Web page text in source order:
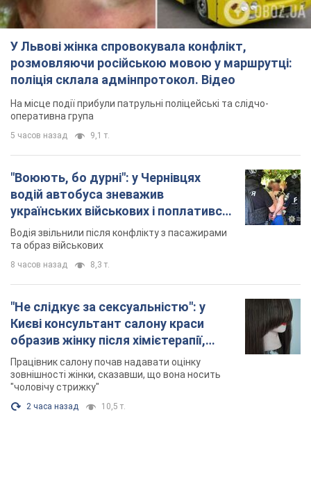
У Львові жінка спровокувала конфлікт,
розмовляючи російською мовою у маршрутці:
поліція склала адмінпротокол. Відео
На місце події прибули патрульні поліцейські та слідчо-
оперативна група
5 часов назад 9,1 т.
"Воюють, бо дурні": у Чернівцях
водій автобуса зневажив
українських військових і поплатився.
Відео
Водія звільнили після конфлікту з пасажирами
та образ військових
8 часов назад 8,3 т.
"Не слідкує за сексуальністю": у
Києві консультант салону краси
образив жінку після хімієтерапії,
розгорівся скандал. Фото
Працівник салону почав надавати оцінку
зовнішності жінки, сказавши, що вона носить
"чоловічу стрижку"
2 часа назад 10,5 т.